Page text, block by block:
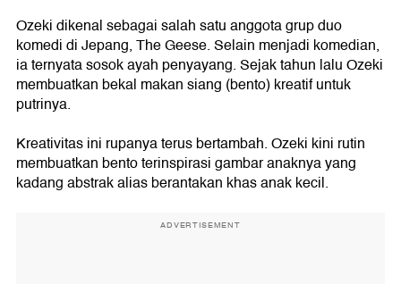
Ozeki dikenal sebagai salah satu anggota grup duo
komedi di Jepang, The Geese. Selain menjadi komedian,
ia ternyata sosok ayah penyayang. Sejak tahun lalu Ozeki
membuatkan bekal makan siang (bento) kreatif untuk
putrinya.
Kreativitas ini rupanya terus bertambah. Ozeki kini rutin
membuatkan bento terinspirasi gambar anaknya yang
kadang abstrak alias berantakan khas anak kecil.
ADVERTISEMENT